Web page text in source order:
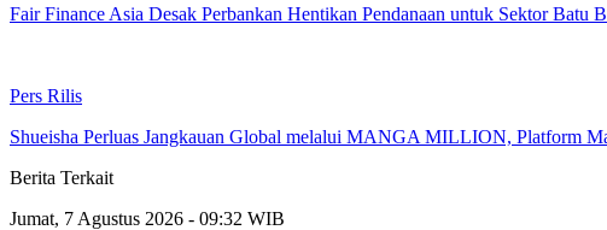
Fair Finance Asia Desak Perbankan Hentikan Pendanaan untuk Sektor Batu
Pers Rilis
Shueisha Perluas Jangkauan Global melalui MANGA MILLION, Platform
Berita Terkait
Jumat, 7 Agustus 2026 - 09:32 WIB